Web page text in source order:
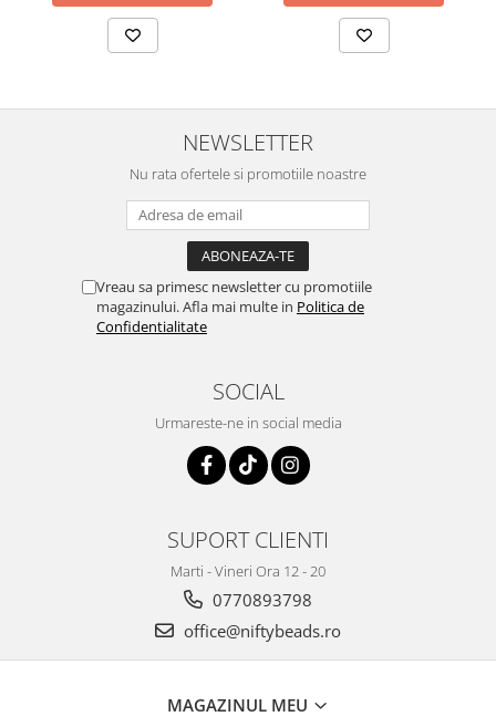
NEWSLETTER
Nu rata ofertele si promotiile noastre
Vreau sa primesc newsletter cu promotiile
magazinului. Afla mai multe in Politica de
Confidentialitate
SOCIAL
Urmareste-ne in social media
SUPORT CLIENTI
Marti - Vineri Ora 12 - 20
0770893798
office@niftybeads.ro
MAGAZINUL MEU